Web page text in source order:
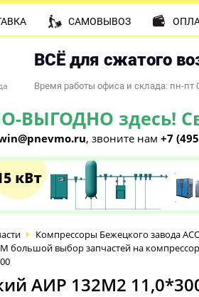
ВСЁ для сжатого
Время работы офиса и склада: пн-пт
ВЫГОДНО здесь!
, звоните нам +7
САМОВЫВОЗ
Компрессоры Бежецкого завода
большой выбор запчастей на
АИР 132М2